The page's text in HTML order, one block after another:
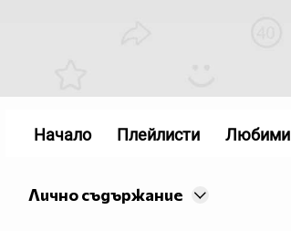
Лично съдържание
Начало Плейлисти Любими